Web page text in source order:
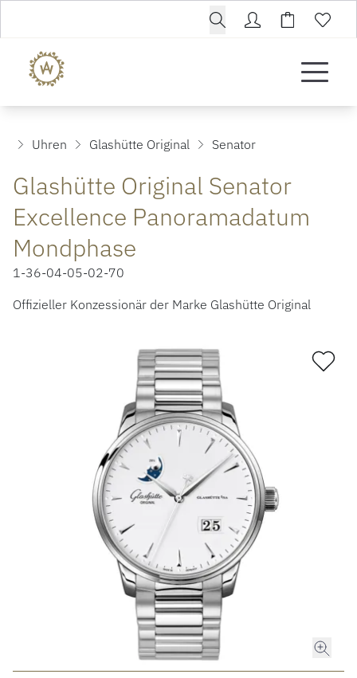
ROLEX CERTIFIED PRE-OWNED
Uhren Glashütte Original Senator
Glashütte Original Senator
Excellence Panoramadatum
Mondphase
1-36-04-05-02-70
Offizieller Konzessionär der Marke Glashütte Original